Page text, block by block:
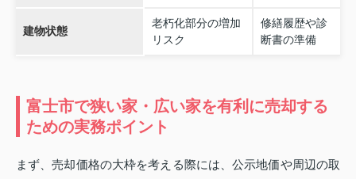
建物状態
老朽化部分の増加
リスク
修繕履歴や診
断書の準備
富士市で狭い家・広い家を有利に売却する
ための実務ポイント
まず、売却価格の大枠を考える際には、公示地価や周辺の取